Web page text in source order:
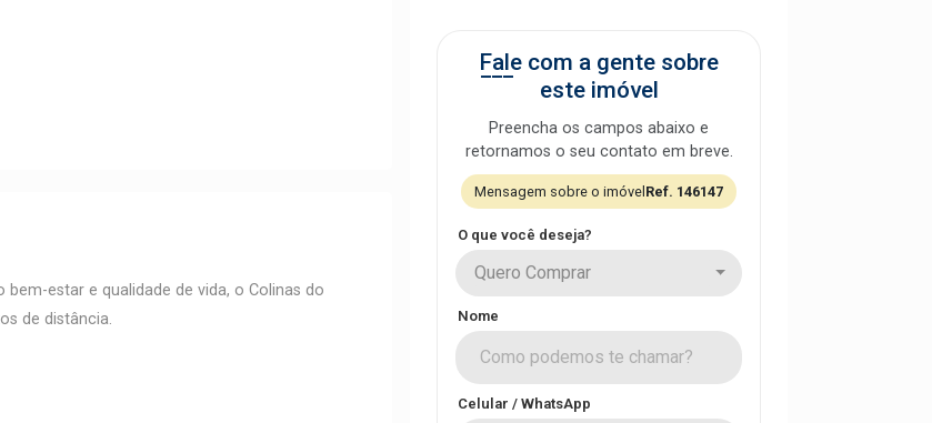
estar e qualidade de vida, o Colinas do
de distância.
Fale com a gente sobre
este imóvel
Preencha os campos abaixo e
retornamos o seu contato em breve.
Mensagem sobre o imóvel Ref. 146147
O que você deseja?
Quero Comprar
Nome
Celular / WhatsApp